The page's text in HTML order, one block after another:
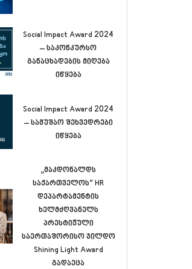
Social Impact Award 2024
– საკონკურსო
განაცხადების მიღება
იწყება
Social Impact Award 2024
– სამუშაო შეხვედრები
იწყება
„მაკდონალდს
საქართველოს“ HR
დეპარტამენტის
ხელმძღვანელს
პრესტიჟული
საერთაშორისო ჯილდო
Shining Light Award
გადაეცა